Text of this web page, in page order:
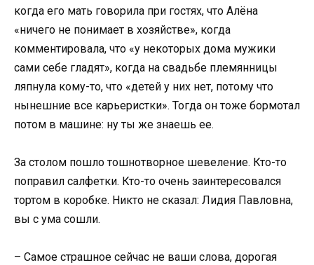
когда его мать говорила при гостях, что Алёна
«ничего не понимает в хозяйстве», когда
комментировала, что «у некоторых дома мужики
сами себе гладят», когда на свадьбе племянницы
ляпнула кому-то, что «детей у них нет, потому что
нынешние все карьеристки». Тогда он тоже бормотал
потом в машине: ну ты же знаешь ее.
За столом пошло тошнотворное шевеление. Кто-то
поправил салфетки. Кто-то очень заинтересовался
тортом в коробке. Никто не сказал: Лидия Павловна,
вы с ума сошли.
– Самое страшное сейчас не ваши слова, дорогая